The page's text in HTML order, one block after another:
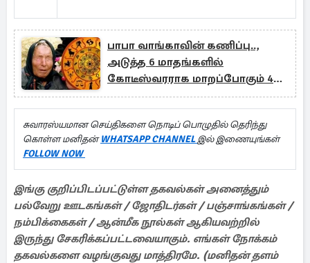
பாபா வாங்காவின் கணிப்பு..,
அடுத்த 6 மாதங்களில்
கோடீஸ்வரராக மாறப்போகும் 4
ராசிகள்
சுவாரஸ்யமான செய்திகளை நொடிப் பொழுதில் தெரிந்து
கொள்ள மனிதன்WHATSAPP CHANNELஇல் இணையுங்கள்
FOLLOW NOW
இங்கு குறிப்பிடப்பட்டுள்ள தகவல்கள் அனைத்தும்
பல்வேறு ஊடகங்கள் / ஜோதிடர்கள் / பஞ்சாங்கங்கள் /
நம்பிக்கைகள் / ஆன்மீக நூல்கள் ஆகியவற்றில்
இருந்து சேகரிக்கப்பட்டவையாகும். எங்கள் நோக்கம்
தகவல்களை வழங்குவது மாத்திரமே. (மனிதன் தளம்